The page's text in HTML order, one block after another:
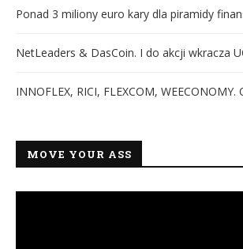
Ponad 3 miliony euro kary dla piramidy
NetLeaders & DasCoin. I do akcji wkracza
INNOFLEX, RICI, FLEXCOM, WEECONOMY.
MOVE YOUR ASS